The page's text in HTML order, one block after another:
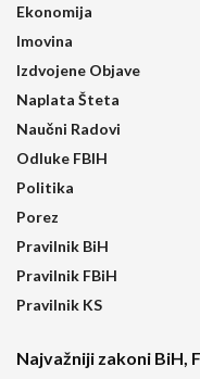
Ekonomija
Imovina
Izdvojene Objave
Naplata Šteta
Naučni Radovi
Odluke FBIH
Politika
Porez
Pravilnik BiH
Pravilnik FBiH
Pravilnik KS
Najvažniji zakoni BiH,